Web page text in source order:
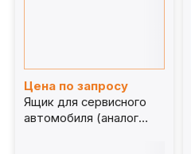
Цена по запросу
Ящик для сервисного
автомобиля (аналог